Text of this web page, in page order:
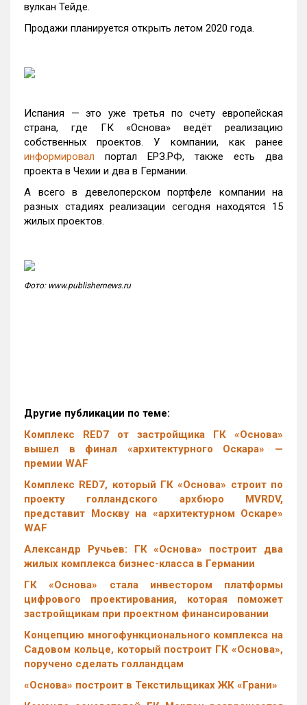
вулкан Тейде.
Продажи планируется открыть летом 2020 года.
Испания — это уже третья по счету европейская
страна, где ГК «Основа» ведёт реализацию
собственных проектов. У компании, как ранее
информировал портал ЕРЗ.РФ, также есть два
проекта в Чехии и два в Германии.
А всего в девелоперском портфеле компании на
разных стадиях реализации сегодня находятся 15
жилых проектов.
Фото: www.publishernews.ru
Другие публикации по теме:
Комплекс RED7 от застройщика ГК «Основа»
вышел в финал «архитектурного Оскара» —
премии WAF
Комплекс RED7, который ГК «Основа» строит по
проекту голландского архбюро MVRDV,
представит Москву на «архитектурном Оскаре»
WAF
Александр Ручьев: ГК «Основа» построит два
жилых комплекса бизнес-класса в Германии
ГК «Основа» стала инвестором платформы
цифрового проектирования, которая поможет
застройщикам при проектном финансировании
Концепцию многофункционального комплекса на
Садовом кольце, который построит ГК «Основа»,
поручено сделать голландцам
«Основа» построит в Текстильщиках ЖК «Грани»